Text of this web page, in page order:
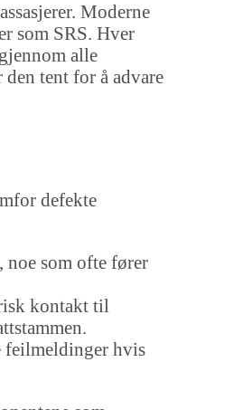
Moderne
som SRS. Hver
alle
tent for å advare
defekte
noe som ofte fører
kontakt til
feilmeldinger hvis